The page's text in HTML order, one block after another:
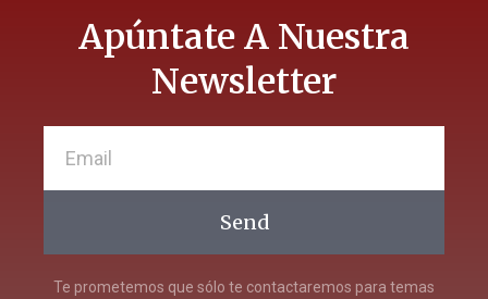
Apúntate A Nuestra
Newsletter
Send
Te prometemos que sólo te contactaremos para temas